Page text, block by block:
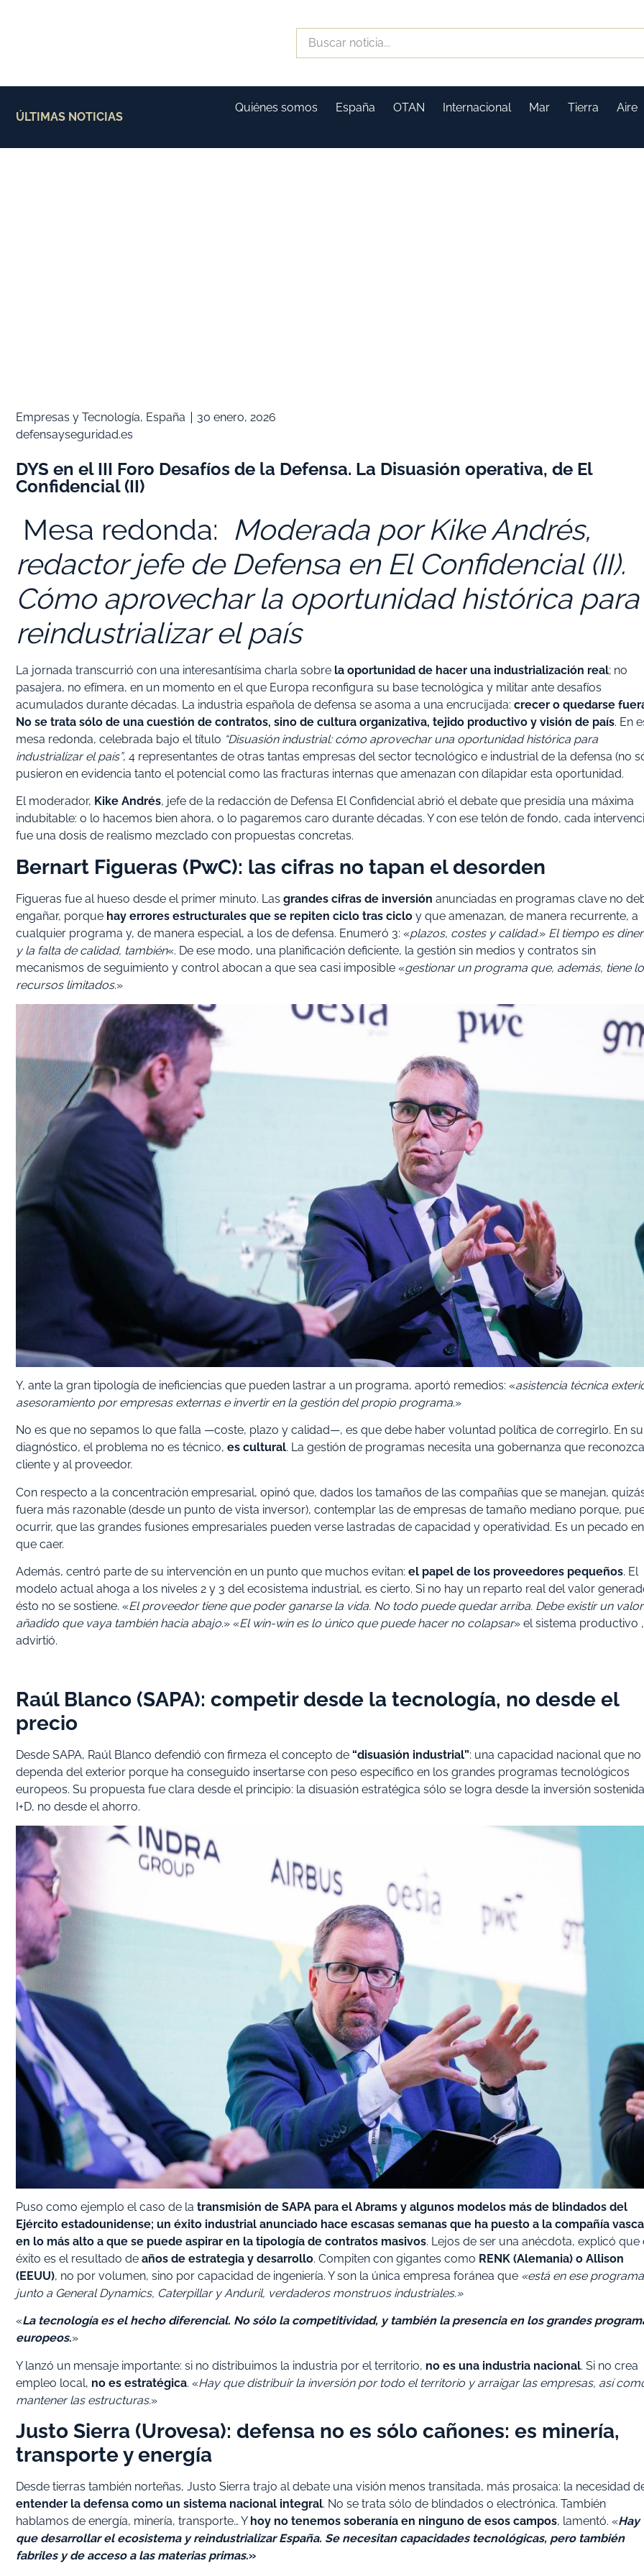
ÚLTIMAS NOTICIAS
Quiénes somos España OTAN Internacional Mar Tierra Aire
Empresas y Tecnología, España
30 enero, 2026
defensayseguridad.es
DYS en el III Foro Desafíos de la Defensa. La Disuasión operativa, de El
Confidencial (II)
Mesa redonda: Moderada por Kike Andrés,
redactor jefe de Defensa en El Confidencial (II).
Cómo aprovechar la oportunidad histórica para
reindustrializar el país
La jornada transcurrió con una interesantísima charla sobre la oportunidad de hacer una industrialización real; no
pasajera, no efímera, en un momento en el que Europa reconfigura su base tecnológica y militar ante desafíos
acumulados durante décadas. La industria española de defensa se asoma a una encrucijada: crecer o quedarse
No se trata sólo de una cuestión de contratos, sino de cultura organizativa, tejido productivo y visión de país. En
mesa redonda, celebrada bajo el título “Disuasión industrial: cómo aprovechar una oportunidad histórica para
industrializar el país”, 4 representantes de otras tantas empresas del sector tecnológico e industrial de la defensa (no
pusieron en evidencia tanto el potencial como las fracturas internas que amenazan con dilapidar esta oportunidad.
El moderador, Kike Andrés, jefe de la redacción de Defensa El Confidencial abrió el debate que presidía una máxima
indubitable: o lo hacemos bien ahora, o lo pagaremos caro durante décadas. Y con ese telón de fondo, cada
fue una dosis de realismo mezclado con propuestas concretas.
Bernart Figueras (PwC): las cifras no tapan el desorden
Figueras fue al hueso desde el primer minuto. Las grandes cifras de inversión anunciadas en programas clave no
engañar, porque hay errores estructurales que se repiten ciclo tras ciclo y que amenazan, de manera recurrente, a
cualquier programa y, de manera especial, a los de defensa. Enumeró 3: «plazos, costes y calidad.» El tiempo es
y la falta de calidad, también«. De ese modo, una planificación deficiente, la gestión sin medios y contratos sin
mecanismos de seguimiento y control abocan a que sea casi imposible «gestionar un programa que, además, tiene
recursos limitados.»
Y, ante la gran tipología de ineficiencias que pueden lastrar a un programa, aportó remedios: «asistencia técnica
asesoramiento por empresas externas e invertir en la gestión del propio programa.»
No es que no sepamos lo que falla —coste, plazo y calidad—, es que debe haber voluntad política de corregirlo. En su
diagnóstico, el problema no es técnico, es cultural. La gestión de programas necesita una gobernanza que
cliente y al proveedor.
Con respecto a la concentración empresarial, opinó que, dados los tamaños de las compañías que se manejan,
fuera más razonable (desde un punto de vista inversor), contemplar las de empresas de tamaño mediano porque,
ocurrir, que las grandes fusiones empresariales pueden verse lastradas de capacidad y operatividad. Es un pecado
que caer.
Además, centró parte de su intervención en un punto que muchos evitan: el papel de los proveedores pequeños. El
modelo actual ahoga a los niveles 2 y 3 del ecosistema industrial, es cierto. Si no hay un reparto real del valor
ésto no se sostiene. «El proveedor tiene que poder ganarse la vida. No todo puede quedar arriba. Debe existir un valor
añadido que vaya también hacia abajo.» «El win-win es lo único que puede hacer no colapsar» el sistema productivo ,
advirtió.
Raúl Blanco (SAPA): competir desde la tecnología, no desde el
precio
Desde SAPA, Raúl Blanco defendió con firmeza el concepto de “disuasión industrial”: una capacidad nacional que no
dependa del exterior porque ha conseguido insertarse con peso específico en los grandes programas tecnológicos
europeos. Su propuesta fue clara desde el principio: la disuasión estratégica sólo se logra desde la inversión
I+D, no desde el ahorro.
Puso como ejemplo el caso de la transmisión de SAPA para el Abrams y algunos modelos más de blindados del
Ejército estadounidense; un éxito industrial anunciado hace escasas semanas que ha puesto a la compañía vasca
en lo más alto a que se puede aspirar en la tipología de contratos masivos. Lejos de ser una anécdota, explicó que
éxito es el resultado de años de estrategia y desarrollo. Compiten con gigantes como RENK (Alemania) o Allison
(EEUU), no por volumen, sino por capacidad de ingeniería. Y son la única empresa foránea que «está en ese
junto a General Dynamics, Caterpillar y Anduril, verdaderos monstruos industriales.»
«La tecnología es el hecho diferencial. No sólo la competitividad, y también la presencia en los grandes
europeos.»
Y lanzó un mensaje importante: si no distribuimos la industria por el territorio, no es una industria nacional. Si no crea
empleo local, no es estratégica. «Hay que distribuir la inversión por todo el territorio y arraigar las empresas, así
mantener las estructuras.»
Justo Sierra (Urovesa): defensa no es sólo cañones: es minería,
transporte y energía
Desde tierras también norteñas, Justo Sierra trajo al debate una visión menos transitada, más prosaica: la necesidad
entender la defensa como un sistema nacional integral. No se trata sólo de blindados o electrónica. También
hablamos de energía, minería, transporte… Y hoy no tenemos soberanía en ninguno de esos campos, lamentó. «Hay
que desarrollar el ecosistema y reindustrializar España. Se necesitan capacidades tecnológicas, pero también
fabriles y de acceso a las materias primas.»